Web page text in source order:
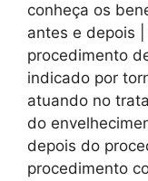
conheça os
antes e depois
procedimento
indicado por
atuando no
do
depois do
procedimento